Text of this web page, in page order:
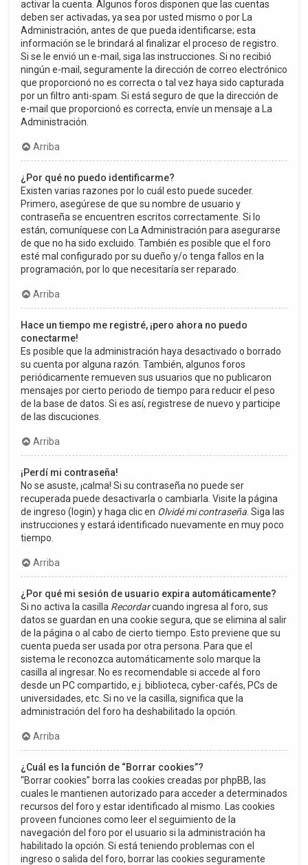
activar la cuenta. Algunos foros disponen que las cuentas
deben ser activadas, ya sea por usted mismo o por La
Administración, antes de que pueda identificarse; esta
información se le brindará al finalizar el proceso de registro.
Si se le envió un e-mail, siga las instrucciones. Si no recibió
ningún e-mail, seguramente la dirección de correo electrónico
que proporcionó no es correcta o tal vez haya sido capturada
por un filtro anti-spam. Si está seguro de que la dirección de
e-mail que proporcionó es correcta, envíe un mensaje a La
Administración.
Arriba
¿Por qué no puedo identificarme?
Existen varias razones por lo cuál esto puede suceder.
Primero, asegúrese de que su nombre de usuario y
contraseña se encuentren escritos correctamente. Si lo
están, comuníquese con La Administración para asegurarse
de que no ha sido excluido. También es posible que el foro
esté mal configurado por su dueño y/o tenga fallos en la
programación, por lo que necesitaría ser reparado.
Arriba
Hace un tiempo me registré, ¡pero ahora no puedo
conectarme!
Es posible que la administración haya desactivado o borrado
su cuenta por alguna razón. También, algunos foros
periódicamente remueven sus usuarios que no publicaron
mensajes por cierto periodo de tiempo para reducir el peso
de la base de datos. Si es así, registrese de nuevo y participe
de las discuciones.
Arriba
¡Perdí mi contraseña!
No se asuste, ¡calma! Si su contraseña no puede ser
recuperada puede desactivarla o cambiarla. Visite la página
de ingreso (login) y haga clic en Olvidé mi contraseña . Siga las
instrucciones y estará identificado nuevamente en muy poco
tiempo.
Arriba
¿Por qué mi sesión de usuario expira automáticamente?
Si no activa la casilla Recordarcuando ingresa al foro, sus
datos se guardan en una cookie segura, que se elimina al salir
de la página o al cabo de cierto tiempo. Esto previene que su
cuenta pueda ser usada por otra persona. Para que el
sistema le reconozca automáticamente solo marque la
casilla al ingresar. No es recomendable si accede al foro
desde un PC compartido, e.j. biblioteca, cyber-cafés, PCs de
universidades, etc. Si no ve la casilla, significa que la
administración del foro ha deshabilitado la opción.
Arriba
¿Cuál es la función de “Borrar cookies”?
“Borrar cookies” borra las cookies creadas por phpBB, las
cuales le mantienen autorizado para acceder a determinados
recursos del foro y estar identificado al mismo. Las cookies
proveen funciones como leer el seguimiento de la
navegación del foro por el usuario si la administración ha
habilitado la opción. Si está teniendo problemas con el
ingreso o salida del foro, borrar las cookies seguramente